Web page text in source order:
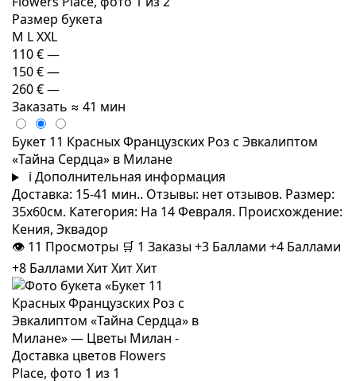
Размер букета
M LXXL
110 €—
150 €—
260 €—
Заказать ≈ 41 мин
Букет 11 Красных Французских Роз с Эвкалиптом
«Тайна Сердца» в Милане
i Дополнительная информация
Доставка: 15-41 мин.. Отзывы: нет отзывов. Размер:
35x60см. Категория: На 14 Февраля. Происхождение:
Кения, Эквадор
👁 11 Просмотры 🛒 1 Заказы+3 Баллами +4 Баллами
+8 Баллами ХитХитХит